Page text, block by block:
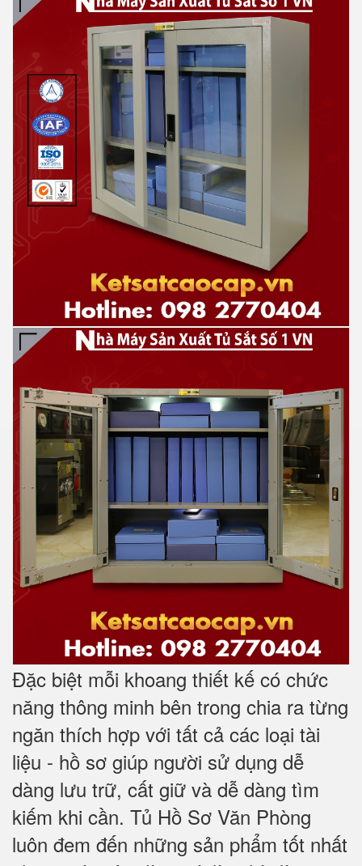
Đặc biệt mỗi khoang thiết kế có chức
năng thông minh bên trong chia ra từng
ngăn thích hợp với tất cả các loại tài
liệu - hồ sơ giúp người sử dụng dễ
dàng lưu trữ, cất giữ và dễ dàng tìm
kiếm khi cần. Tủ Hồ Sơ Văn Phòng
luôn đem đến những sản phẩm tốt nhất